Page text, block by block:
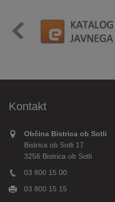
Kontakt
Občina Bistrica ob Sotli
Bistrica ob Sotli 17
3256 Bistrica ob Sotli
03 800 15 00
03 800 15 15